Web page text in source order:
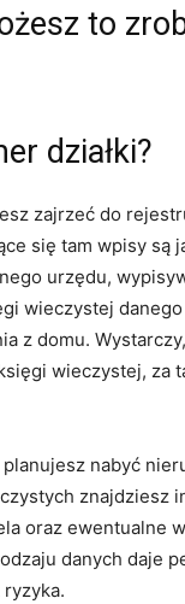
to
działki?
zajrzeć do
się tam wpisy są
urzędu,
wieczystej
z domu.
wieczystej, za
nabyć
znajdziesz
oraz ewentualne
danych daje